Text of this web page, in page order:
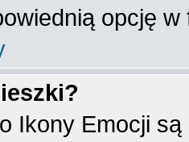
opcję w
Ikony Emocji